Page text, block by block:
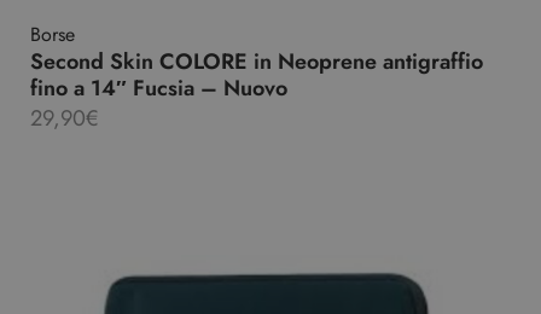
Borse
Second Skin COLORE in Neoprene antigraffio
fino a 14″ Fucsia – Nuovo
29,90€